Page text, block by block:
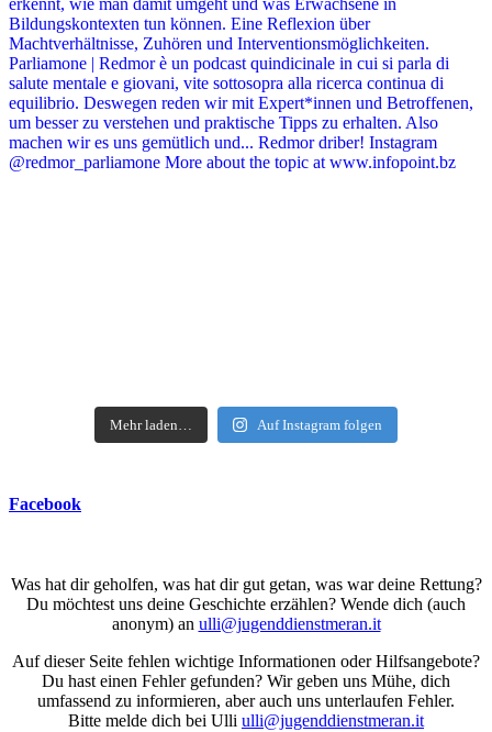
Mehr laden… Auf Instagram folgen
Facebook
Was hat dir geholfen, was hat dir gut getan, was war deine Rettung?
Du möchtest uns deine Geschichte erzählen? Wende dich (auch
anonym) an ulli@jugenddienstmeran.it
Auf dieser Seite fehlen wichtige Informationen oder Hilfsangebote?
Du hast einen Fehler gefunden? Wir geben uns Mühe, dich
umfassend zu informieren, aber auch uns unterlaufen Fehler.
Bitte melde dich bei Ulli ulli@jugenddienstmeran.it